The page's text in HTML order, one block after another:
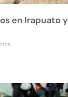
en Irapuato y